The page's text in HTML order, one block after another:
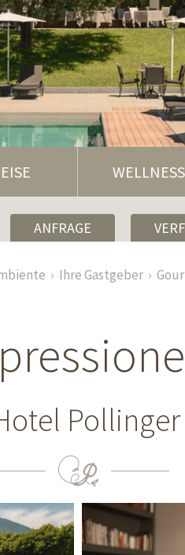
ANFRAGE
Ihre Gastgeber